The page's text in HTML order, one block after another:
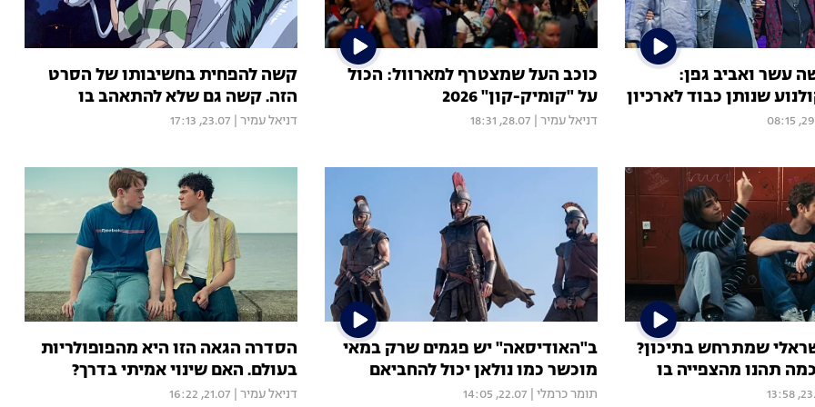
עשר ואביב גפן:
שנותן כבוד לארכיון
כוכב העל שמצטרף למארוול: הכול
על "קומיק-קון" 2026
דניאל עמיר 28.07, 18:31
קשה להפחית בחשיבותו של הסרט
הזה. קשה גם שלא להתאהב בו
דניאל עמיר 23.07, 17:13
שמתרחש בתיכון?
תהנו מהצפייה בו
ב"האודיסאה" יש פגמים שרק במאי
מוכשר כמו נולאן יכול להחביאם
תומר כרמלי 22.07, 14:05
הסדרה הגאה הזו היא מהפופולריות
בעולם. האם שינוי אמיתי בדרך?
דניאל עמיר 21.07, 16:22